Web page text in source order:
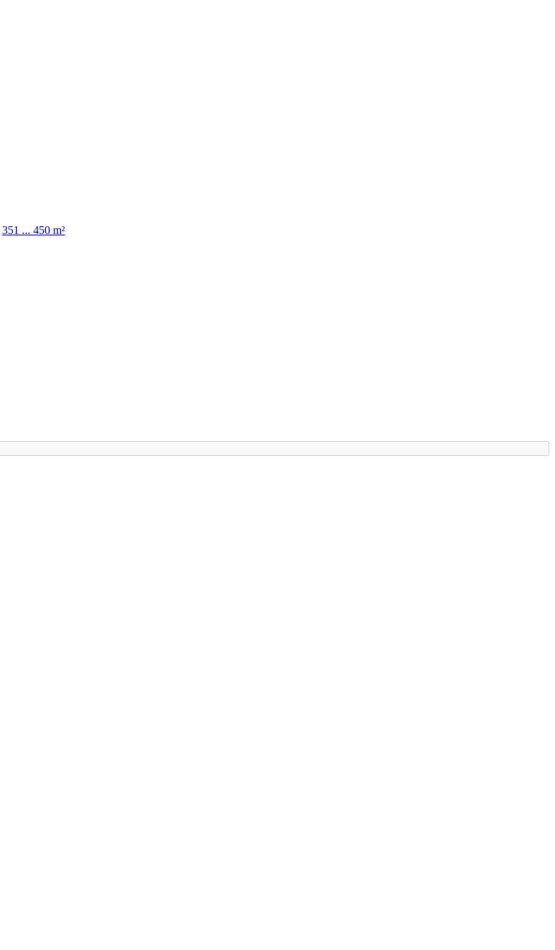
351 ... 450 m²